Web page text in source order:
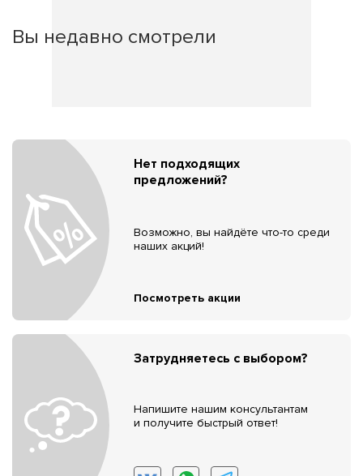
Вы недавно смотрели
Нет подходящих
предложений?
Возможно, вы найдёте что-то среди
наших акций!
Посмотреть акции
Затрудняетесь с выбором?
Напишите нашим консультантам
и получите быстрый ответ!